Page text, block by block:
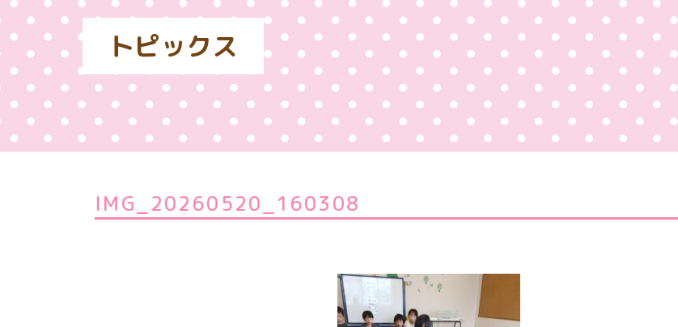
トピックス
IMG_20260520_160308